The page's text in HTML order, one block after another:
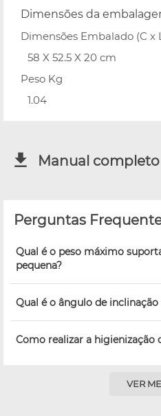
Dimensões da
Dimensões Embalado (C x
58 X 52.5 X 20 cm
Peso Kg
1.04
Manual completo
Perguntas
Qual é o peso máximo
pequena?
Qual é o ângulo de inclinação
Como realizar a higienização
VER